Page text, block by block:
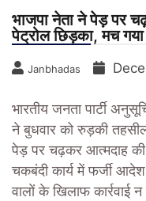
भाजपा नेता ने पेड़ पर
पेट्रोल छिड़का, मच
Janbhadas
भारतीय जनता पार्टी
ने बुधवार को रुड़की
पेड़ पर चढ़कर आत्मदाह की
चकबंदी कार्य में फर्जी
वालों के खिलाफ कार्रवाई